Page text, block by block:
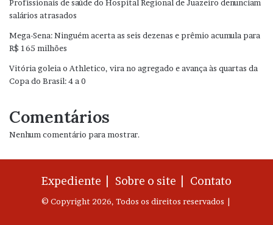
Profissionais de saúde do Hospital Regional de Juazeiro denunciam
salários atrasados
Mega-Sena: Ninguém acerta as seis dezenas e prêmio acumula para
R$ 165 milhões
Vitória goleia o Athletico, vira no agregado e avança às quartas da
Copa do Brasil: 4 a 0
Comentários
Nenhum comentário para mostrar.
Expediente | Sobre o site | Contato
© Copyright 2026, Todos os direitos reservados |